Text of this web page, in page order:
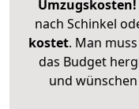
Umzugskosten!
nach Schinkel
kostet. Man
das Budget
und